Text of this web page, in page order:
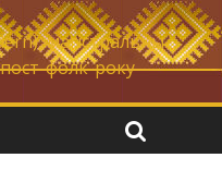
магістральны
фолк-року